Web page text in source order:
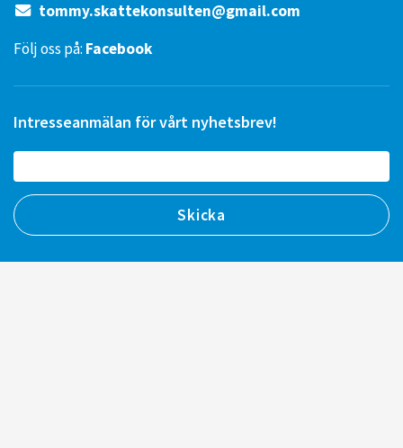
tommy.skattekonsulten@gmail.com
Följ oss på: Facebook
Intresseanmälan för vårt nyhetsbrev!